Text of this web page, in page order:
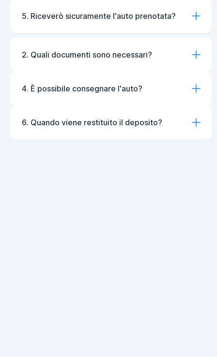
5. Riceverò sicuramente l'auto prenotata?
2. Quali documenti sono necessari?
4. È possibile consegnare l'auto?
6. Quando viene restituito il deposito?